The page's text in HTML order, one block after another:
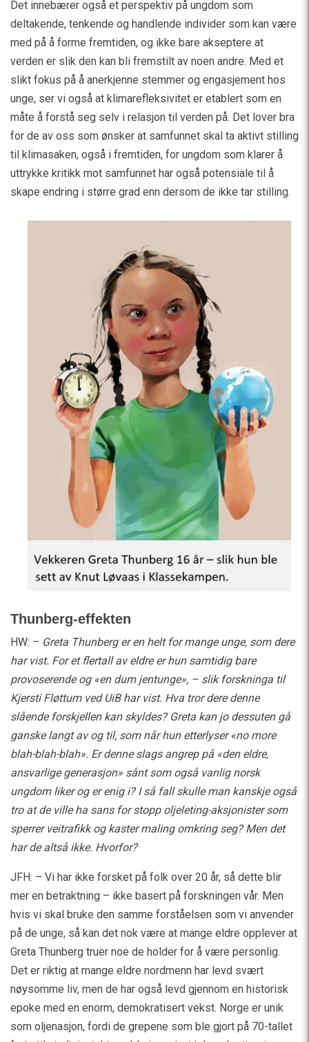
Det innebærer også et perspektiv på ungdom som
deltakende, tenkende og handlende individer som kan være
med på å forme fremtiden, og ikke bare akseptere at
verden er slik den kan bli fremstilt av noen andre. Med et
slikt fokus på å anerkjenne stemmer og engasjement hos
unge, ser vi også at klimarefleksivitet er etablert som en
måte å forstå seg selv i relasjon til verden på. Det lover bra
for de av oss som ønsker at samfunnet skal ta aktivt stilling
til klimasaken, også i fremtiden, for ungdom som klarer å
uttrykke kritikk mot samfunnet har også potensiale til å
skape endring i større grad enn dersom de ikke tar stilling.
Thunberg-effekten
HW: – Greta Thunberg er en helt for mange unge, som dere
har vist. For et flertall av eldre er hun samtidig bare
provoserende og «en dum jentunge», – slik forskninga til
Kjersti Fløttum ved UiB har vist. Hva tror dere denne
slående forskjellen kan skyldes? Greta kan jo dessuten gå
ganske langt av og til, som når hun etterlyser «no more
blah-blah-blah». Er denne slags angrep på «den eldre,
ansvarlige generasjon» sånt som også vanlig norsk
ungdom liker og er enig i? I så fall skulle man kanskje også
tro at de ville ha sans for stopp oljeleting-aksjonister som
sperrer veitrafikk og kaster maling omkring seg? Men det
har de altså ikke. Hvorfor?
JFH: – Vi har ikke forsket på folk over 20 år, så dette blir
mer en betraktning – ikke basert på forskningen vår. Men
hvis vi skal bruke den samme forståelsen som vi anvender
på de unge, så kan det nok være at mange eldre opplever at
Greta Thunberg truer noe de holder for å være personlig.
Det er riktig at mange eldre nordmenn har levd svært
nøysomme liv, men de har også levd gjennom en historisk
epoke med en enorm, demokratisert vekst. Norge er unik
som oljenasjon, fordi de grepene som ble gjort på 70-tallet